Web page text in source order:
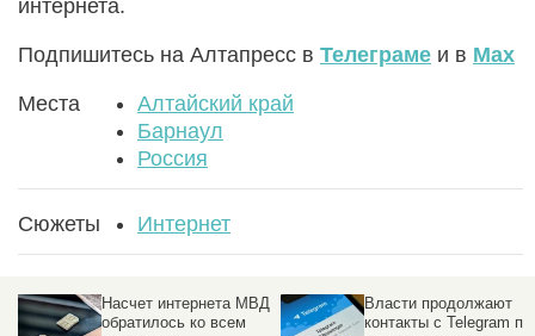
интернета.
Подпишитесь на Алтапресс в Телеграме и в Max
Места
Алтайский край
Барнаул
Россия
Сюжеты Интернет
Насчет интернета МВД
обратилось ко всем
Власти продолжают
контакты с Telegram по